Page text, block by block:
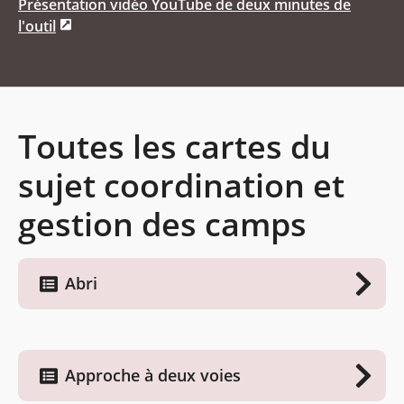
Présentation vidéo YouTube de deux minutes de
l'outil
Toutes les cartes du
sujet coordination et
gestion des camps
Abri
Approche à deux voies